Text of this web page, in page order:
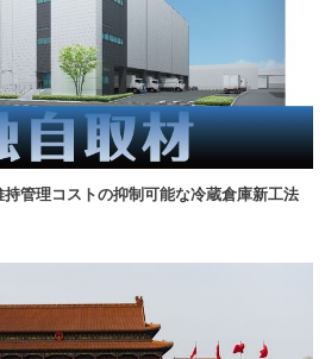
持管理コストの抑制可能な冷蔵倉庫新工法